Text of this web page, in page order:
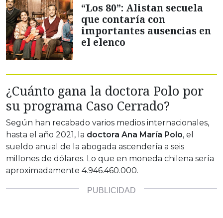
“Los 80”: Alistan secuela
que contaría con
importantes ausencias en
el elenco
¿Cuánto gana la doctora Polo por
su programa Caso Cerrado?
Según han recabado varios medios internacionales,
hasta el año 2021, la doctora Ana María Polo, el
sueldo anual de la abogada ascendería a seis
millones de dólares. Lo que en moneda chilena sería
aproximadamente 4.946.460.000.